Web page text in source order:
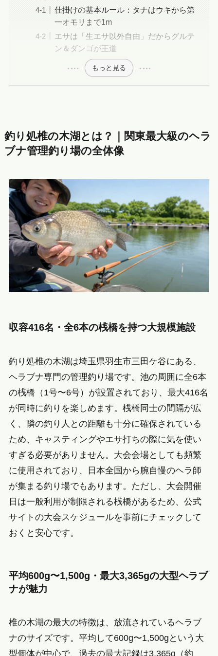
仕掛けの基本ルール：タナはウキから第
一オモリまで1m
エサは「生エサ以外自由」だからグルテ
ン＆ダンゴが王道
もっと見る
釣り処椎の木湖とは？｜関東最大級のヘラ
ブナ管理釣り場の全体像
収容416名・全6本の桟橋を持つ大規模施設
釣り処椎の木湖は埼玉県羽生市三田ケ谷にある、
ヘラブナ専門の管理釣り場です。池の周囲に全6本
の桟橋（1号〜6号）が設置されており、最大416名
が同時に釣りを楽しめます。桟橋同士の間隔が広
く、隣の釣り人との距離も十分に確保されている
ため、キャスティングやエサ打ちの際に気を使い
すぎる必要がありません。大会会場としても頻繁
に使用されており、日本全国から腕自慢のヘラ師
が集まる釣り場でもあります。ただし、大会開催
日は一般利用が制限される桟橋があるため、公式
サイトの大会スケジュールを事前にチェックして
おくと安心です。
平均600g〜1,500g・最大3,365gの大型ヘラブ
ナが魅力
椎の木湖の最大の特徴は、放流されているヘラブ
ナのサイズです。平均して600g〜1,500gという大
型個体が中心で、過去の最大記録は3,365g（約